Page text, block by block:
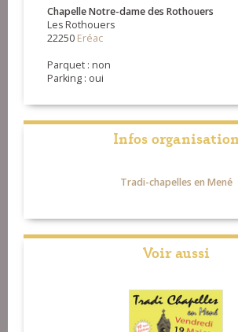
Chapelle Notre-dame des Rothouers
Les Rothouers
22250 Eréac
Parquet : non
Parking : oui
Infos organisation
Tradi-chapelles en Mené
Voir aussi